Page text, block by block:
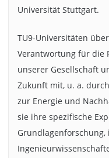
Universität Stuttgart.
TU9-Universitäten
Verantwortung für die
unserer Gesellschaft
Zukunft mit, u. a.
zur Energie und
sie ihre spezifische